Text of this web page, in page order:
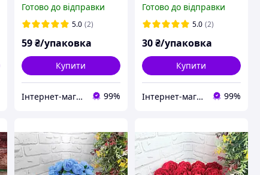
Готово до відправки
5.0 (2)
59 ₴/упаковка
Купити
Інтернет-магазин "Хобі-плюс" 99%
Готово до відправки
5.0 (2)
30₴/упаковка
Купити
Інтернет-магазин "Хобі-плюс" 99%